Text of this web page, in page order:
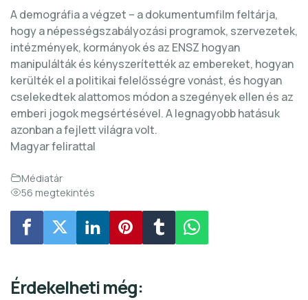
A demográfia a végzet – a dokumentumfilm feltárja,
hogy a népességszabályozási programok, szervezetek,
intézmények, kormányok és az ENSZ hogyan
manipulálták és kényszerítették az embereket, hogyan
kerülték el a politikai felelősségre vonást, és hogyan
cselekedtek alattomos módon a szegények ellen és az
emberi jogok megsértésével. A legnagyobb hatásuk
azonban a fejlett világra volt.
Magyar felirattal
Médiatár
56 megtekintés
Érdekelheti még: